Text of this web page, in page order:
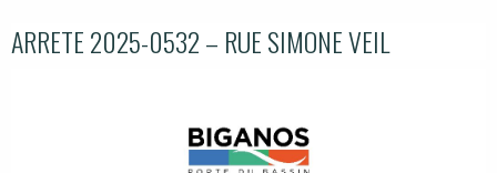
ARRETE 2025-0532 – RUE SIMONE VEIL